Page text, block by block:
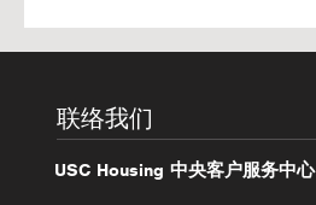
办
理
联络我们
USC Housing 中央客户服务中心